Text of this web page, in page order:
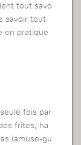
tout savo
savoir tout
en pratique
fois par
frites, ha
(amuse-gu